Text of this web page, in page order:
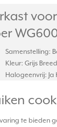
te bieden
Samenstelling:
Kleur: Grijs
Halogeenvrij:
eenheden: 1
kabelinvoer: Ja